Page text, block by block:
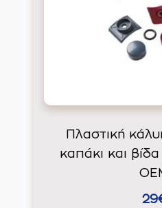
Πλαστική
καπάκι και